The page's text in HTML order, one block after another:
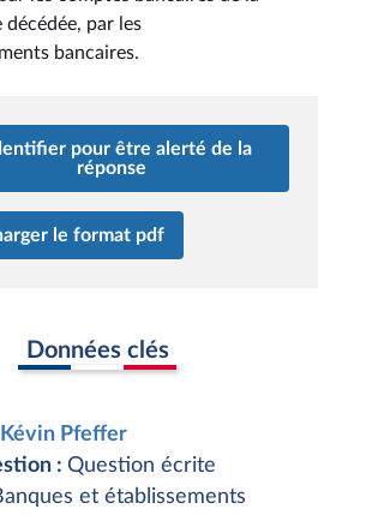
décédée, par les
bancaires.
pour être alerté de la
réponse
le format pdf
Données clés
Pfeffer
: Question écrite
et établissements